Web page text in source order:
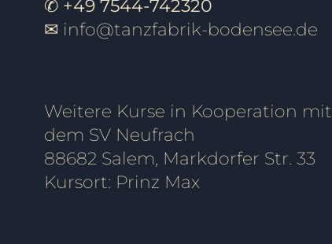
✆ +49 7544-742320
✉ info@tanzfabrik-bodensee.de
Weitere Kurse in Kooperation mit
dem SV Neufrach
88682 Salem, Markdorfer Str. 33
Kursort: Prinz Max